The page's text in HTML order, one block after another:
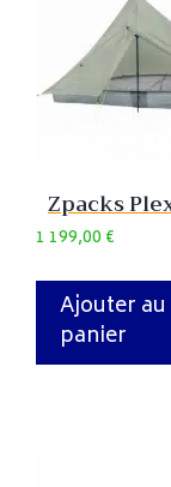
Zpacks
1 199,00€
Ajouter au
panier